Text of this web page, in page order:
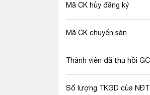
Mã CK hủy đăng ký
Mã CK chuyển sàn
Thành viên đã thu hồi
Số lượng TKGD của NĐT